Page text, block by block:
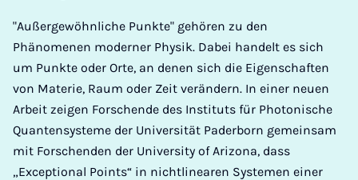
"Außergewöhnliche Punkte" gehören zu den
Phänomenen moderner Physik. Dabei handelt es sich
um Punkte oder Orte, an denen sich die Eigenschaften
von Materie, Raum oder Zeit verändern. In einer neuen
Arbeit zeigen Forschende des Instituts für Photonische
Quantensysteme der Universität Paderborn gemeinsam
mit Forschenden der University of Arizona, dass
„Exceptional Points“ in nichtlinearen Systemen einer